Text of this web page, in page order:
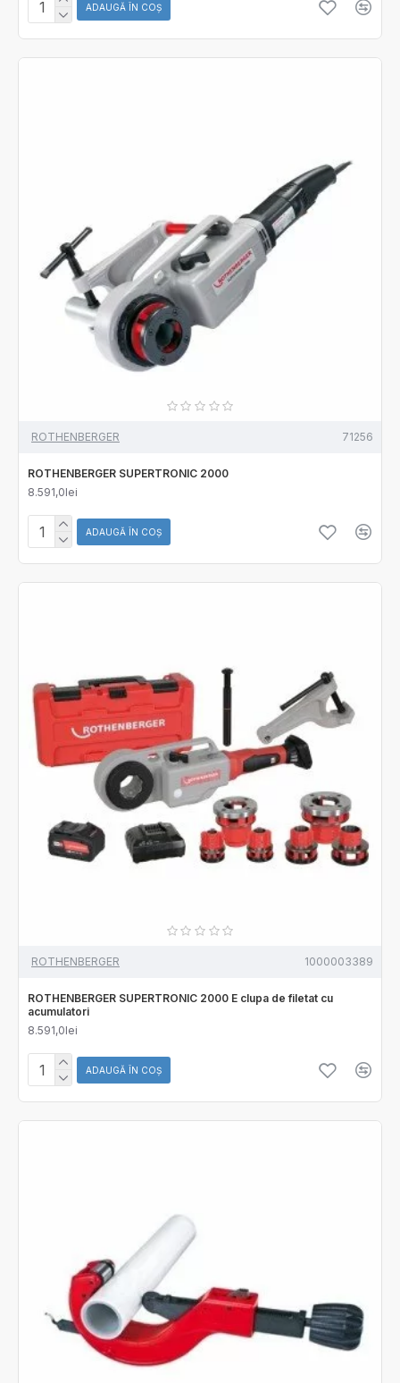
ADAUGĂ ÎN COŞ
ROTHENBERGER 71256
ROTHENBERGER SUPERTRONIC 2000
8.591,0lei
ADAUGĂ ÎN COŞ
ROTHENBERGER 1000003389
ROTHENBERGER SUPERTRONIC 2000 E clupa de filetat cu
acumulatori
8.591,0lei
ADAUGĂ ÎN COŞ